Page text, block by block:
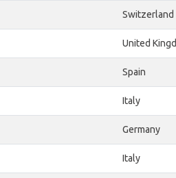
Switzerland
United
Spain
Italy
Germany
Italy